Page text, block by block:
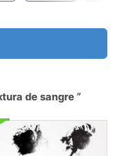
de sangre